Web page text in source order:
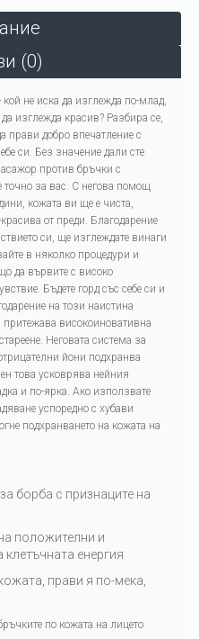
(0)
кой не иска да изглежда по-млад,
изглежда красив? Разбира се,
прави добро впечатление с
си. Без значение дали сте
против бръчки с
точно за вас. С негова помощ
кожата ви ще е чиста,
от преди. Благодарение
си, ще изглеждате винаги
в няколко процедури и
да вървите с високо
Бъдете горд със себе си и
на този наистина
притежава високоиновативна
Неговата система за
йони подхранва
това усковрява нейния
и по-ярка. Ако използвате
успоредно с хубави
подхранването на кожата на
борба с признаците на
положителни и
енергия
прави я по-мека,
по кожата на лицето